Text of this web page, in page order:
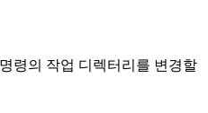
령의 작업 디렉터리를 변경할